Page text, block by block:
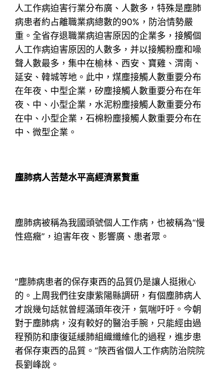
人工作病迫害行業分布廣、人數多，特殊是塵肺
病患者約占離職業病總數的90%，防治情勢嚴
重。全省存退職業病迫害原因的企業多，接觸個
人工作病迫害原因的人數多，并以接觸粉塵和噪
聲人數最多，集中在榆林、西安、寶雞、渭南、
延安、韓城等地。此中，煤塵接觸人數重要分布
在年夜、中型企業，矽塵接觸人數重要分布在年
夜、中、小型企業，水泥粉塵接觸人數重要分布
在中、小型企業，石棉粉塵接觸人數重要分布在
中、微型企業。
塵肺病人苦楚水平高經濟累贅重
塵肺病被稱為我國頭號個人工作病，也被稱為“慢
性癌癥”，迫害年夜、影響廣、患者眾。
“塵肺病患者的保存東西的品質仍是讓人挺揪心
的。上周我們往安康紫陽縣調研，有個塵肺病人
才說幾句話就曾經滿頭年夜汗，氣喘吁吁。今朝
對于塵肺病，沒有較好的醫治手腕，只能經由過
程預防和康復延緩肺組織纖維化的過程，進步患
者保存東西的品質。”陜西省個人工作病防治院院
長劉峰說。